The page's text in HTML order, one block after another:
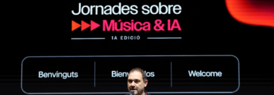
Jornades sobre Música&IA
Campanyes culturals
Estratègia de comunicació